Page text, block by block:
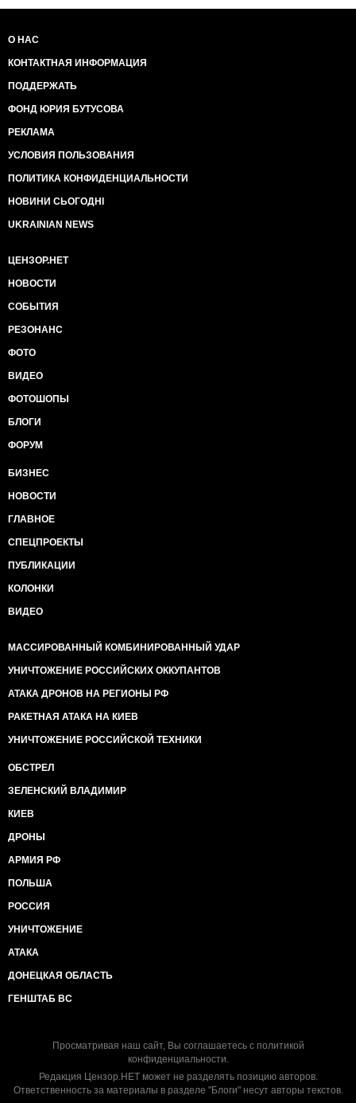
О НАС
КОНТАКТНАЯ ИНФОРМАЦИЯ
ПОДДЕРЖАТЬ
ФОНД ЮРИЯ БУТУСОВА
РЕКЛАМА
УСЛОВИЯ ПОЛЬЗОВАНИЯ
ПОЛИТИКА КОНФИДЕНЦИАЛЬНОСТИ
НОВИНИ СЬОГОДНІ
UKRAINIAN NEWS
ЦЕНЗОР.НЕТ
НОВОСТИ
СОБЫТИЯ
РЕЗОНАНС
ФОТО
ВИДЕО
ФОТОШОПЫ
БЛОГИ
ФОРУМ
БИЗНЕС
НОВОСТИ
ГЛАВНОЕ
СПЕЦПРОЕКТЫ
ПУБЛИКАЦИИ
КОЛОНКИ
ВИДЕО
МАССИРОВАННЫЙ КОМБИНИРОВАННЫЙ УДАР
УНИЧТОЖЕНИЕ РОССИЙСКИХ ОККУПАНТОВ
АТАКА ДРОНОВ НА РЕГИОНЫ РФ
РАКЕТНАЯ АТАКА НА КИЕВ
УНИЧТОЖЕНИЕ РОССИЙСКОЙ ТЕХНИКИ
ОБСТРЕЛ
ЗЕЛЕНСКИЙ ВЛАДИМИР
КИЕВ
ДРОНЫ
АРМИЯ РФ
ПОЛЬША
РОССИЯ
УНИЧТОЖЕНИЕ
АТАКА
ДОНЕЦКАЯ ОБЛАСТЬ
ГЕНШТАБ ВС
Просматривая наш сайт, Вы соглашаетесь с политикой
конфиденциальности.
Редакция Цензор.НЕТ может не разделять позицию авторов.
Ответственность за материалы в разделе "Блоги" несут авторы текстов.